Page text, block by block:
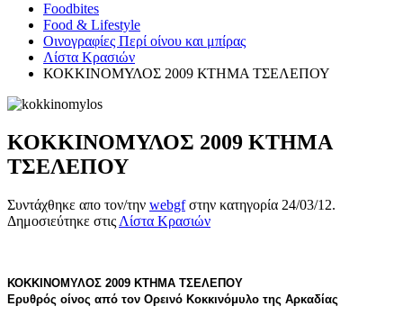
Foodbites
Food & Lifestyle
Οινογραφίες Περί οίνου και μπίρας
Λίστα Κρασιών
ΚΟΚΚΙΝΟΜΥΛΟΣ 2009 ΚΤΗΜΑ ΤΣΕΛΕΠΟΥ
ΚΟΚΚΙΝΟΜΥΛΟΣ 2009 ΚΤΗΜΑ
ΤΣΕΛΕΠΟΥ
Συντάχθηκε απο τον/την webgfστην κατηγορία 24/03/12.
Δημοσιεύτηκε στις Λίστα Κρασιών
ΚΟΚΚΙΝΟΜΥΛΟΣ 2009 ΚΤΗΜΑ ΤΣΕΛΕΠΟΥ
Ερυθρός οίνος από τον Ορεινό Κοκκινόμυλο της Αρκαδίας